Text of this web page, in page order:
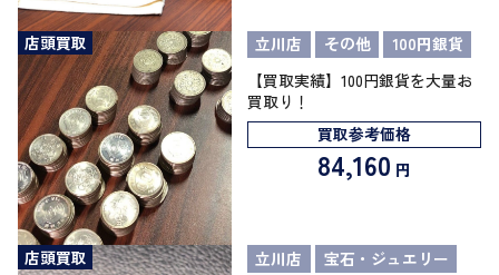
店頭買取 立川店 その他
100円銀貨
【買取実績】100円銀貨を大量お
買取り！
買取参考価格
84,160 円
店頭買取 立川店
宝石・ジュエリー